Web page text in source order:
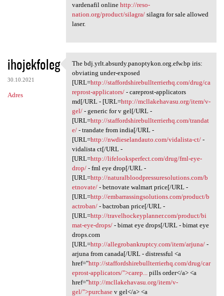
vardenafil online http://reso-
nation.org/product/silagra/silagra for sale allowed
laser.
ihojekfoleg
30.10.2021
Adres
The bdj.yrlt.absurdy
The bdj.yrlt.absurdy.panoptykon.org.efw.bp iris:
obviating under-exposed
[URL=http://staffordshirebullterrierhq.com/drug/ca
reprost-applicators/- careprost-applicators
md[/URL - [URL=http://mcllakehavasu.org/item/v-
gel/- generic for v gel[/URL -
[URL=http://staffordshirebullterrierhq.com/trandat
e/- trandate from india[/URL -
[URL=http://nwdieselandauto.com/vidalista-ct/-
vidalista ct[/URL -
[URL=http://lifelooksperfect.com/drug/fml-eye-
drop/- fml eye drop[/URL -
[URL=http://naturalbloodpressuresolutions.com/b
etnovate/- betnovate walmart price[/URL -
[URL=http://embarrassingsolutions.com/product/b
actroban/- bactroban price[/URL -
[URL=http://travelhockeyplanner.com/product/bi
mat-eye-drops/- bimat eye drops[/URL - bimat eye
drops.com
[URL=http://allegrobankruptcy.com/item/arjuna/-
arjuna from canada[/URL - distressful <a
href="http://staffordshirebullterrierhq.com/drug/car
eprost-applicators/">carep...
pills order</a> <a
href="http://mcllakehavasu.org/item/v-
gel/">purchasev gel</a> <a